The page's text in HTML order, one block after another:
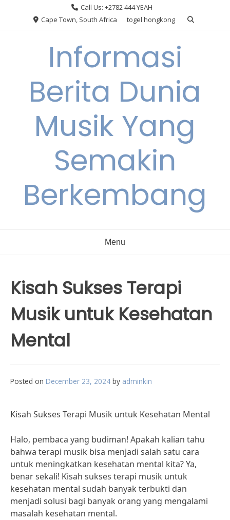
Call Us: +2782 444 YEAH
Cape Town, South Africa
togel hongkong
Informasi
Berita Dunia
Musik Yang
Semakin
Berkembang
Menu
Kisah Sukses Terapi
Musik untuk Kesehatan
Mental
Posted on December 23, 2024 by adminkin
Kisah Sukses Terapi Musik untuk Kesehatan Mental
Halo, pembaca yang budiman! Apakah kalian tahu
bahwa terapi musik bisa menjadi salah satu cara
untuk meningkatkan kesehatan mental kita? Ya,
benar sekali! Kisah sukses terapi musik untuk
kesehatan mental sudah banyak terbukti dan
menjadi solusi bagi banyak orang yang mengalami
masalah kesehatan mental.